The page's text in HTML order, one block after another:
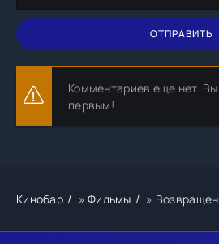
ОТПРАВИТЬ
Комментариев еще нет.
первым!
Кинобар »Фильмы »